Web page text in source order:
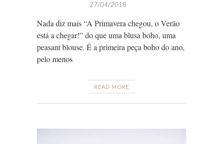
27/04/2018
Nada diz mais “A Primavera chegou, o Verão
está a chegar!” do que uma blusa boho, uma
peasant blouse. É a primeira peça boho do ano,
pelo menos
READ MORE